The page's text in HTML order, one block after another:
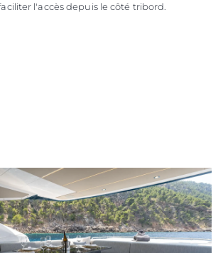
l'accès depuis le côté tribord.